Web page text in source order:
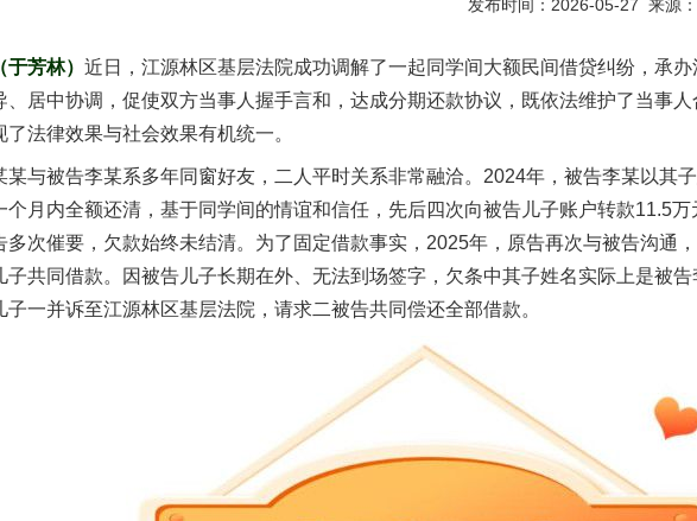
发布时间：2026-05-27 来源：
芳林） 近日，江源林区基层法院成功调解了一起同学间大额民间借贷纠纷，承
、居中协调，促使双方当事人握手言和，达成分期还款协议，既依法维护了当事
法律效果与社会效果有机统一。
被告李某系多年同窗好友，二人平时关系非常融洽。2024年，被告李某以其子
个月内全额还清，基于同学间的情谊和信任，先后四次向被告儿子账户转款11.5
多次催要，欠款始终未结清。为了固定借款事实，2025年，原告再次与被告沟通
子共同借款。因被告儿子长期在外、无法到场签字，欠条中其子姓名实际上是被
子一并诉至江源林区基层法院，请求二被告共同偿还全部借款。